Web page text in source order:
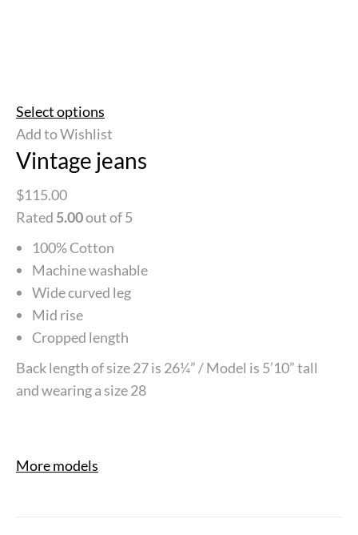
Select options
Add to Wishlist
Vintage jeans
$115.00
Rated 5.00out of 5
100% Cotton
Machine washable
Wide curved leg
Mid rise
Cropped length
Back length of size 27 is 26¼” / Model is 5’10” tall
and wearing a size 28
More models